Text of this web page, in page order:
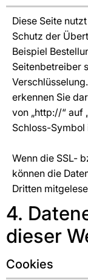
Diese Seite
Schutz der
Beispiel
Seitenbetreiber
erkennen Sie
von „http://“ auf
Schloss-
Wenn die SSL-
können die
Dritten
4.
dieser
Cookies